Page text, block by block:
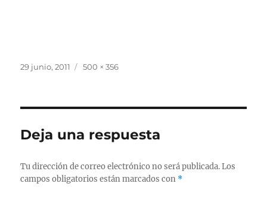
Publicado
29 junio, 2011
Tamaño
500 × 356
Deja una respuesta
Tu dirección de correo electrónico no será publicada. Los
campos obligatorios están marcados con *